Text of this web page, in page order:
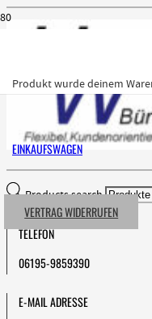
Produktwurde deinem
EINKAUFSWAGEN
VERTRAG WIDERRUFEN
Products search
TELEFON
06195-9859390
E-MAIL ADRESSE